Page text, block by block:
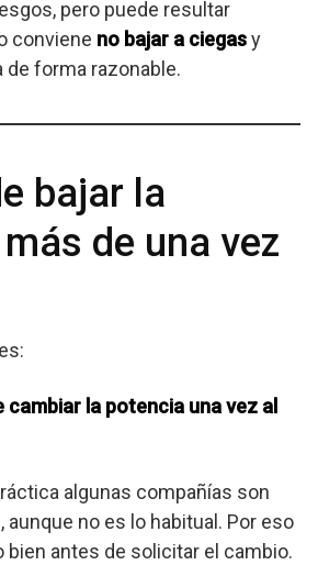
pero puede resultar
conviene no bajar a ciegasy
de forma razonable.
bajar la
de una vez
cambiar la potencia una vez al
algunas compañías son
aunque no es lo habitual. Por eso
bien antes de solicitar el cambio.